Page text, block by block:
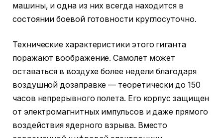
машины, и одна из них всегда находится в
состоянии боевой готовности круглосуточно.
Технические характеристики этого гиганта
поражают воображение. Самолет может
оставаться в воздухе более недели благодаря
воздушной дозаправке — теоретически до 150
часов непрерывного полета. Его корпус защищен
от электромагнитных импульсов и даже прямого
воздействия ядерного взрыва. Вместо